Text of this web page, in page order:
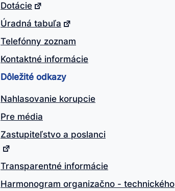
Dotácie
Úradná tabuľa
Telefónny zoznam
Kontaktné informácie
Dôležité odkazy
Nahlasovanie korupcie
Pre média
Zastupiteľstvo a poslanci
Transparentné informácie
Harmonogram organizačno - technického